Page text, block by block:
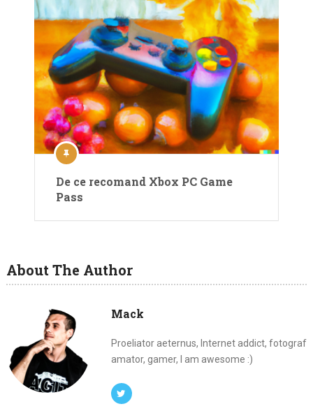
De ce recomand Xbox PC Game
Pass
About The Author
Mack
Proeliator aeternus, Internet addict, fotograf
amator, gamer, I am awesome :)